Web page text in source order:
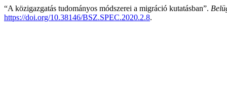
“A közigazgatás tudományos módszerei a migráció kutatásban”.
https://doi.org/10.38146/BSZ.SPEC.2020.2.8.